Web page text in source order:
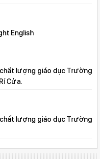
English
lượng giáo dục Trường
Cửa.
lượng giáo dục Trường